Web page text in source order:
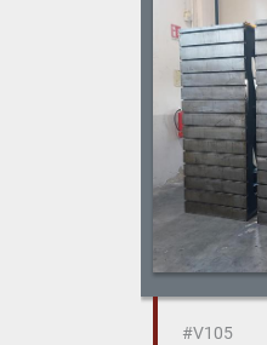
#V105